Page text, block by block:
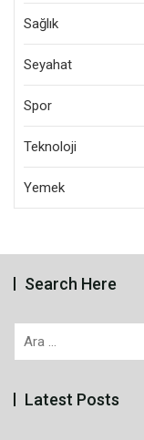
Sağlık
Seyahat
Spor
Teknoloji
Yemek
Search Here
Arama:
Latest Posts